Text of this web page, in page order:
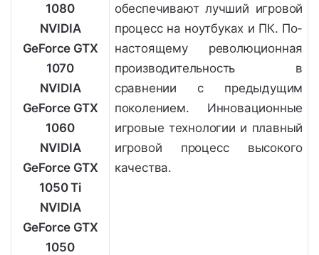
1080
NVIDIA
GeForce GTX
1070
NVIDIA
GeForce GTX
1060
NVIDIA
GeForce GTX
1050 Ti
NVIDIA
GeForce GTX
1050
обеспечивают лучший игровой
процесс на ноутбуках и ПК. По-
настоящему революционная
производительность в
сравнении с предыдущим
поколением. Инновационные
игровые технологии и плавный
игровой процесс высокого
качества.